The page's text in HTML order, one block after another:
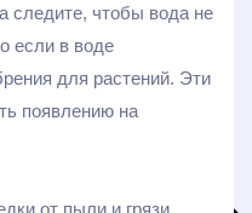
следите, чтобы вода не
если в воде
для растений. Эти
появлению на
от пыли и грязи.